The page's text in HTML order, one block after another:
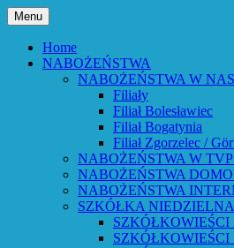
Przejdź
do
treściParafia
Augsburska w
czynię – Obj 21,5 –
Pańskiego 2026
Menu
Home
NABOŻEŃSTWA
NABOŻEŃSTWA W
Filiały
Filiał Bolesławiec
Filiał Bogatynia
Filiał Zgorzelec /
NABOŻEŃSTWA W
NABOŻEŃSTWA
NABOŻEŃSTWA
SZKÓŁKA NIEDZIELNA
SZKÓŁKOWIEŚCI
SZKÓŁKOWIEŚCI